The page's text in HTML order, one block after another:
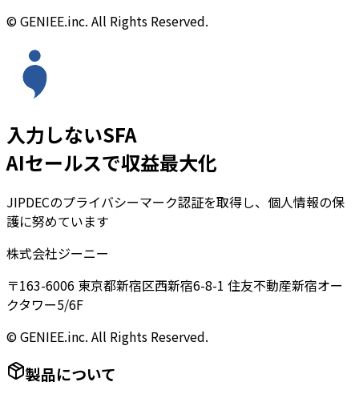
© GENIEE.inc. All Rights Reserved.
入力しないSFA
AIセールスで収益最大化
JIPDECのプライバシーマーク認証を取得し、個人情報の保
護に努めています
株式会社ジーニー
〒163-6006 東京都新宿区西新宿6-8-1 住友不動産新宿オー
クタワー5/6F
© GENIEE.inc. All Rights Reserved.
製品について